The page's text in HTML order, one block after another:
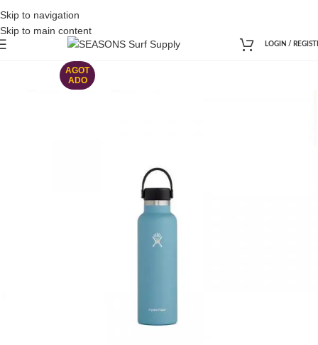
Skip to navigation
Skip to main content
LOGIN /
AGOT
ADO